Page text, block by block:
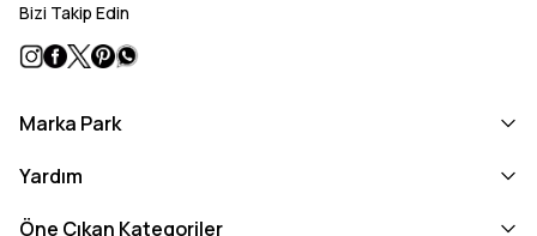
Bizi Takip Edin
Marka Park
Yardım
Öne Çıkan Kategoriler